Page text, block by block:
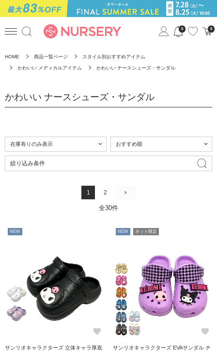
0 0
HOME 商品一覧ページ スタイル別おすすめアイテム
かわいい メディカルアイテム かわいい ナースシューズ・サンダル
かわいい ナースシューズ・サンダル
絞り込み条件
1 2
全30件
NEW
favorite
サンリオキャラクターズ 立体キャラ厚底
NEW ネット限定
favorite
サンリオキャラクターズ EVAサンダル チ